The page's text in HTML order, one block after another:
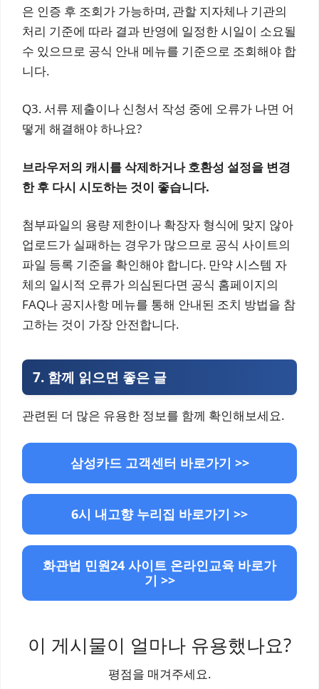
은 인증 후 조회가 가능하며, 관할 지자체나 기관의
처리 기준에 따라 결과 반영에 일정한 시일이 소요될
수 있으므로 공식 안내 메뉴를 기준으로 조회해야 합
니다.
Q3. 서류 제출이나 신청서 작성 중에 오류가 나면 어
떻게 해결해야 하나요?
브라우저의 캐시를 삭제하거나 호환성 설정을 변경
한 후 다시 시도하는 것이 좋습니다.
첨부파일의 용량 제한이나 확장자 형식에 맞지 않아
업로드가 실패하는 경우가 많으므로 공식 사이트의
파일 등록 기준을 확인해야 합니다. 만약 시스템 자
체의 일시적 오류가 의심된다면 공식 홈페이지의
FAQ나 공지사항 메뉴를 통해 안내된 조치 방법을 참
고하는 것이 가장 안전합니다.
7. 함께 읽으면 좋은 글
관련된 더 많은 유용한 정보를 함께 확인해보세요.
삼성카드 고객센터 바로가기 >>
6시 내고향 누리집 바로가기 >>
화관법 민원24 사이트 온라인교육 바로가
기 >>
이 게시물이 얼마나 유용했나요?
평점을 매겨주세요.